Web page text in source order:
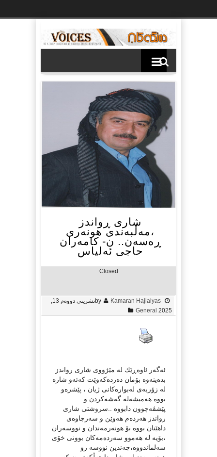
شاری ڕواندز
،مەڵبەندی هونەری
ڕەسەن.. ن- كامەران
حاجی ئەلیاس
Closed
by Kamaran Hajialyas
2025
General
ئەگەر ئاوەڕێك لە مێژووی شاری رواندز
بدەینەوە بۆمان دەردەكەوێت كەئەو شارە
لە زۆربەی لەبوارەكانی ژیان ، پێشرەو
بووە هەمیشەلە گەشەكردن و
پێشڤەچوون دابووە ..سروشتی شاری
رواندز هەردەم هەوێن و سەرچاوەی
داهێنان بووە بۆ هونەرمەندان و نووسەران
،بۆیە لە هەموو سەردەمەكان بوونی خۆی
سەلماندووە،چەندین نووسە رو